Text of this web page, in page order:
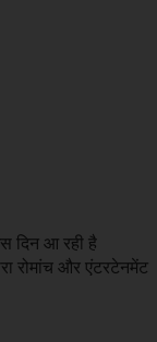
दिन आ रही है
रोमांच और एंटरटेनमेंट